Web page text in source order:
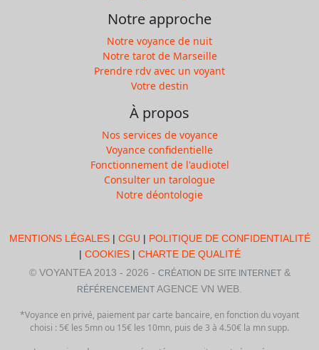
Notre approche
Notre voyance de nuit
Notre tarot de Marseille
Prendre rdv avec un voyant
Votre destin
À propos
Nos services de voyance
Voyance confidentielle
Fonctionnement de l'audiotel
Consulter un tarologue
Notre déontologie
MENTIONS LÉGALES | CGU | POLITIQUE DE CONFIDENTIALITÉ
| COOKIES| CHARTE DE QUALITÉ
© VOYANTEA 2013 - 2026 - CRÉATION DE SITE INTERNET&
RÉFÉRENCEMENT AGENCE VN WEB.
*Voyance en privé, paiement par carte bancaire, en fonction du voyant
choisi : 5€ les 5mn ou 15€ les 10mn, puis de 3 à 4.50€ la mn supp.